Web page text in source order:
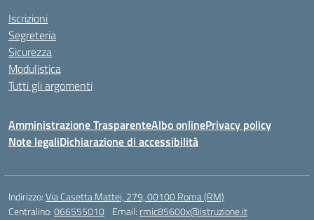
Iscrizioni
Segreteria
Sicurezza
Modulistica
Tutti gli argomenti
Amministrazione TrasparenteAlbo onlinePrivacy policy
Note legaliDichiarazione di accessibilità
Indirizzo:Via Casetta Mattei, 279, 00100 Roma (RM)
Centralino:066555010 Email: rmic85600x@istruzione.it